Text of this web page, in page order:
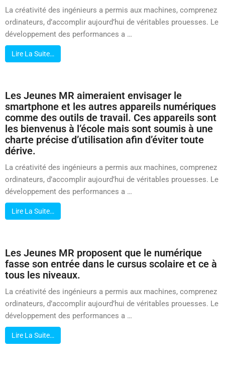
La créativité des ingénieurs a permis aux machines, comprenez
ordinateurs, d’accomplir aujourd’hui de véritables prouesses. Le
développement des performances a …
Lire La Suite…
Les Jeunes MR aimeraient envisager le
smartphone et les autres appareils numériques
comme des outils de travail. Ces appareils sont
les bienvenus à l’école mais sont soumis à une
charte précise d’utilisation afin d’éviter toute
dérive.
La créativité des ingénieurs a permis aux machines, comprenez
ordinateurs, d’accomplir aujourd’hui de véritables prouesses. Le
développement des performances a …
Lire La Suite…
Les Jeunes MR proposent que le numérique
fasse son entrée dans le cursus scolaire et ce à
tous les niveaux.
La créativité des ingénieurs a permis aux machines, comprenez
ordinateurs, d’accomplir aujourd’hui de véritables prouesses. Le
développement des performances a …
Lire La Suite…